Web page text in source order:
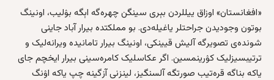
«افغانستان» اوزاق ییللردن بېری سینگن چهره‌گه اېگه‌ بۉلیب، اونینگ
بوتون وجودیدن جراحتلر یاغیله‌دی. بو مملکتده بیرار آباد جاینی
شونده‌ی تصویرگه آلیش قیینکی، اونینگ بیرار تامانیده ویرانه‌لیک و
ترتیبسیزلیک کۉرینمسین. اگر عکاسلیک کامره‌سینی بیرار ایخچم جای
یاکه بناگه قره‌تیب صور‌تگه آلسنگیز، لینز‌نی آز‌گینه چپ یاکه اۉنگ